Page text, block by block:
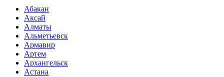
Абакан
Аксай
Алматы
Альметьевск
Армавир
Артем
Архангельск
Астана